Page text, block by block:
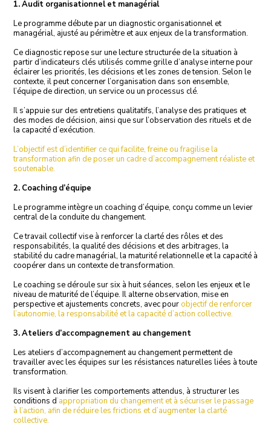
1. Audit organisationnel et managérial
Le programme débute par un diagnostic organisationnel et
managérial, ajusté au périmètre et aux enjeux de la transformation.
Ce diagnostic repose sur une lecture structurée de la situation à
partir d’indicateurs clés utilisés comme grille d’analyse interne pour
éclairer les priorités, les décisions et les zones de tension. Selon le
contexte, il peut concerner l’organisation dans son ensemble,
l’équipe de direction, un service ou un processus clé.
Il s’appuie sur des entretiens qualitatifs, l’analyse des pratiques et
des modes de décision, ainsi que sur l’observation des rituels et de
la capacité d’exécution.
L’objectif est d’identifier ce qui facilite, freine ou fragilise la
transformation afin de poser un cadre d’accompagnement réaliste et
soutenable.
2. Coaching d’équipe
Le programme intègre un coaching d’équipe, conçu comme un levier
central de la conduite du changement.
Ce travail collectif vise à renforcer la clarté des rôles et des
responsabilités, la qualité des décisions et des arbitrages, la
stabilité du cadre managérial, la maturité relationnelle et la capacité à
coopérer dans un contexte de transformation.
Le coaching se déroule sur six à huit séances, selon les enjeux et le
niveau de maturité de l’équipe. Il alterne observation, mise en
perspective et ajustements concrets, avec pourobjectif de renforcer
l’autonomie, la responsabilité et la capacité d’action collective.
3. Ateliers d’accompagnement au changement
Les ateliers d’accompagnement au changement permettent de
travailler avec les équipes sur les résistances naturelles liées à toute
transformation.
Ils visent à clarifier les comportements attendus, à structurer les
conditions d’appropriation du changement et à sécuriser le passage
à l’action, afin de réduire les frictions et d’augmenter la clarté
collective.